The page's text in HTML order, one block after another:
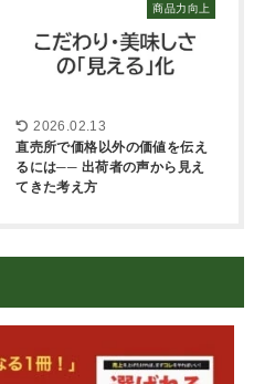
商品力向上
2026.02.13
直売所で価格以外の価値を伝え
るには── 出荷者の声から見え
てきた考え方